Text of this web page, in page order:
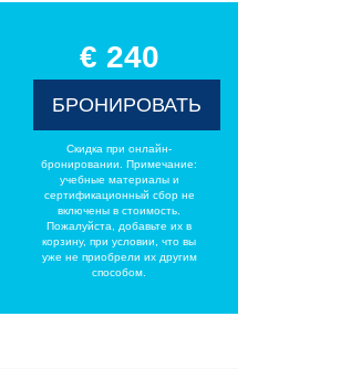
€ 240
БРОНИРОВАТЬ
Скидка при онлайн-
бронировании. Примечание:
учебные материалы и
сертификационный сбор не
включены в стоимость.
Пожалуйста, добавьте их в
корзину, при условии, что вы
уже не приобрели их другим
способом.